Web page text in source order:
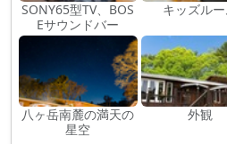
SONY65型TV、BOS
Eサウンドバー
キッズル
八ヶ岳南麓の満天の
星空
外観